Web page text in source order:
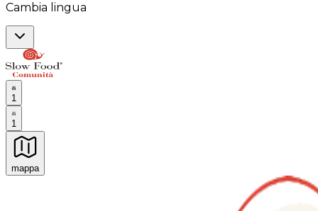
Cambia lingua
1
1
mappa
Esperienze culinarie indimenticabili: Esperienze